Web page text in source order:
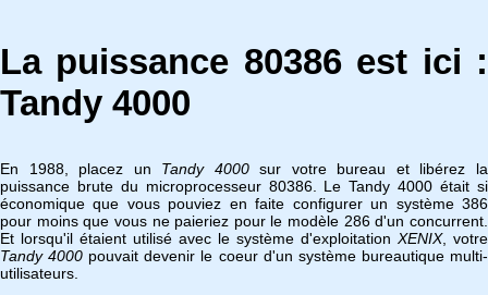
La puissance 80386 est ici :
Tandy 4000
En 1988, placez un Tandy 4000sur votre bureau et libérez la
puissance brute du microprocesseur 80386. Le Tandy 4000 était si
économique que vous pouviez en faite configurer un système 386
pour moins que vous ne paieriez pour le modèle 286 d'un concurrent.
Et lorsqu'il étaient utilisé avec le système d'exploitation XENIX, votre
Tandy 4000 pouvait devenir le coeur d'un système bureautique multi-
utilisateurs.